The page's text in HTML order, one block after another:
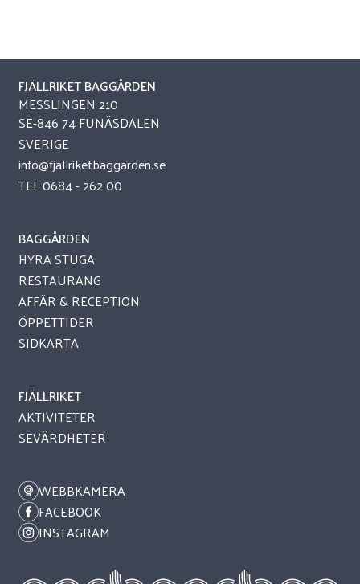
FJÄLLRIKET BAGGÅRDEN
MESSLINGEN 210
SE-846 74 FUNÄSDALEN
SVERIGE
info@fjallriketbaggarden.se
TEL0684 - 262 00
BAGGÅRDEN
HYRA STUGA
RESTAURANG
AFFÄR & RECEPTION
ÖPPETTIDER
SIDKARTA
FJÄLLRIKET
AKTIVITETER
SEVÄRDHETER
WEBBKAMERA
FACEBOOK
INSTAGRAM